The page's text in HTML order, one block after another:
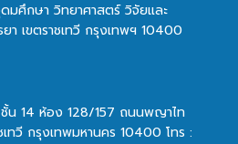
มศึกษา วิทยาศาสตร์ วิจัยและ
เขตราชเทวี กรุงเทพฯ 10400
น 14 ห้อง 128/157 ถนนพญาไท
ทวี กรุงเทพมหานคร 10400 โทร :